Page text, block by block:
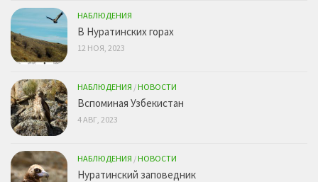
НАБЛЮДЕНИЯ
В Нуратинских горах
12 НОЯ, 2023
НАБЛЮДЕНИЯ /НОВОСТИ
Вспоминая Узбекистан
4 АВГ, 2023
НАБЛЮДЕНИЯ /НОВОСТИ
Нуратинский заповедник